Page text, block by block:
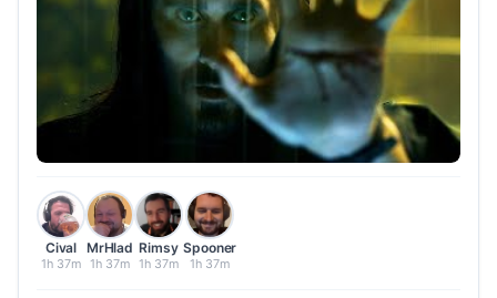
Cival
1h 37m
MrHlad
1h 37m
Rimsy
1h 37m
Spooner
1h 37m